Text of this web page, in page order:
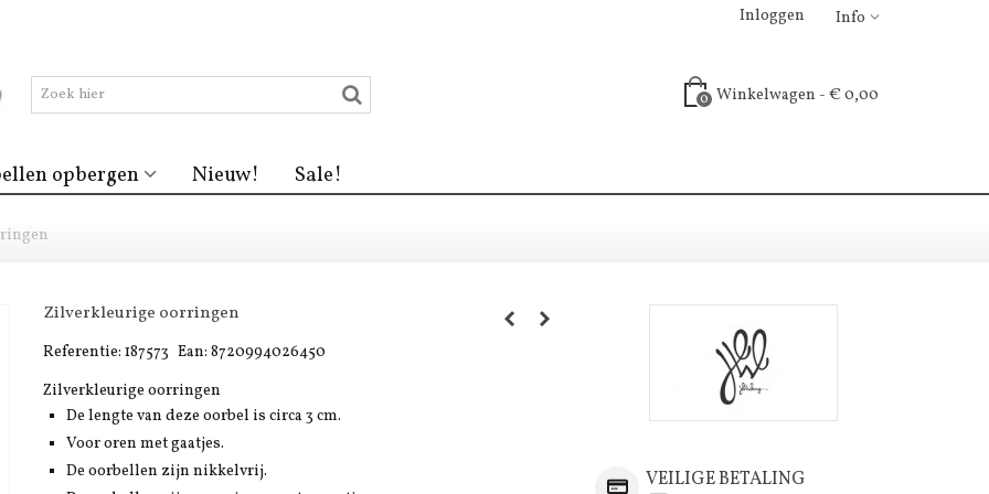
Info
Inloggen
0 Winkelwagen - € 0,00
opbergen Nieuw! Sale!
Zilverkleurige oorringen
Referentie: 187573 Ean: 8720994026450
Zilverkleurige oorringen
De lengte van deze oorbel is circa 3 cm.
Voor oren met gaatjes.
De oorbellen zijn nikkelvrij.
VEILIGE BETALING